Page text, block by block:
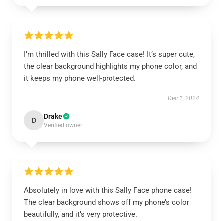
I’m thrilled with this Sally Face case! It’s super cute,
the clear background highlights my phone color, and
it keeps my phone well-protected.
Dec 1, 2024
D Drake
Verified owner
Absolutely in love with this Sally Face phone case!
The clear background shows off my phone’s color
beautifully, and it’s very protective.